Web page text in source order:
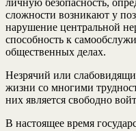
сложности возникают у
нарушение центральной
способность к
общественных делах.
Незрячий или
жизни со многими
них является свободно
В настоящее время